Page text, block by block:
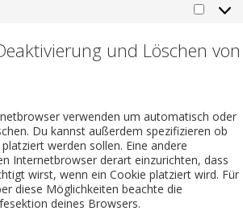
und Löschen von
verwenden um automatisch oder
Du kannst außerdem spezifizieren ob
werden sollen. Eine andere
Internetbrowser derart einzurichten, dass
wirst, wenn ein Cookie platziert wird. Für
diese Möglichkeiten beachte die
deines Browsers.